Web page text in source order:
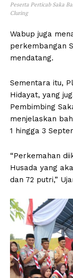
Peserta Perticab Saka
Cluring
Wabup juga
perkembangan
mendatang.
Sementara itu,
Hidayat, yang
Pembimbing
menjelaskan
1 hingga 3
“Perkemahan
Husada yang
dan 72 putri,”